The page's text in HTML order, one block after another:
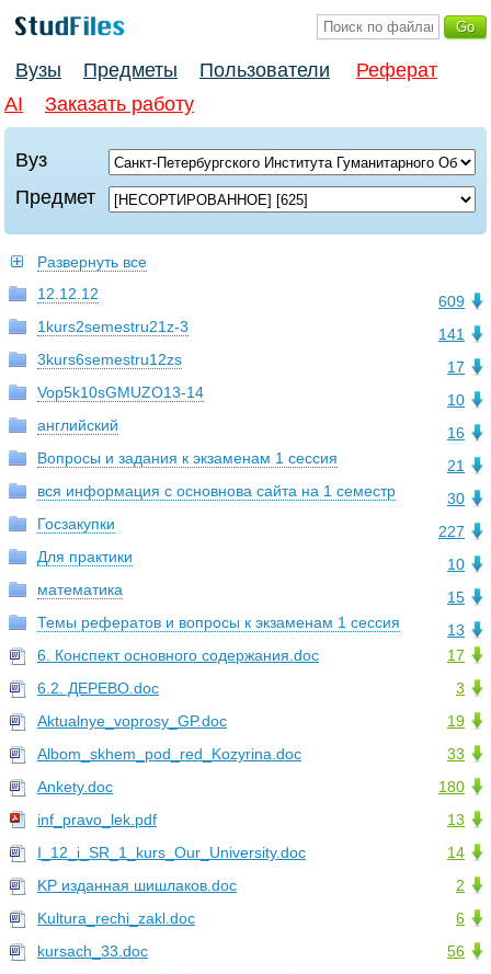
Вузы Предметы Пользователи
Реферат
AI
Заказать работу
Вуз
Предмет
Развернуть все
609
12.12.12
141
1kurs2semestru21z-3
17
3kurs6semestru12zs
10
Vop5k10sGMUZO13-14
16
английский
21
Вопросы и задания к экзаменам 1 сессия
30
вся информация с основнова сайта на 1 семестр
227
Госзакупки
10
Для практики
15
математика
13
Темы рефератов и вопросы к экзаменам 1 сессия
17
6. Конспект основного содержания.doc
3
6.2. ДЕРЕВО.doc
19
Aktualnye_voprosy_GP.doc
33
Albom_skhem_pod_red_Kozyrina.doc
180
Ankety.doc
13
inf_pravo_lek.pdf
14
I_12_i_SR_1_kurs_Our_University.doc
2
KP изданная шишлаков.doc
6
Kultura_rechi_zakl.doc
56
kursach_33.doc